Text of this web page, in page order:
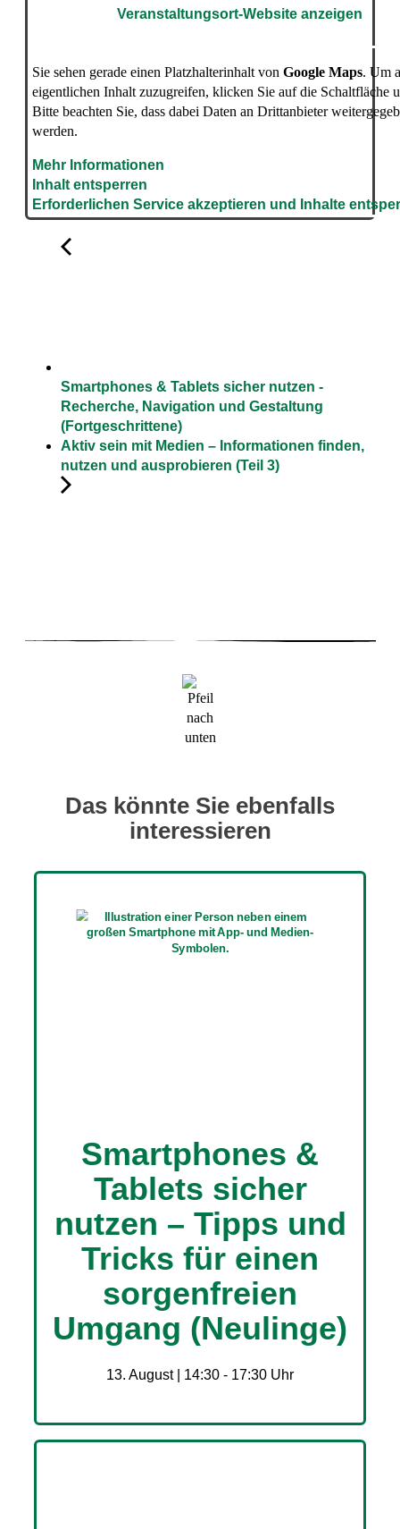
Veranstaltungsort-Website anzeigen
Sie sehen gerade einen Platzhalterinhalt von Google Maps. Um
eigentlichen Inhalt zuzugreifen, klicken Sie auf die Schaltfläche
Bitte beachten Sie, dass dabei Daten an Drittanbieter
werden.
Mehr Informationen
Inhalt entsperren
Erforderlichen Service akzeptieren und Inhalte
Smartphones & Tablets sicher nutzen -
Recherche, Navigation und Gestaltung
(Fortgeschrittene)
Aktiv sein mit Medien – Informationen finden,
nutzen und ausprobieren (Teil 3)
Das könnte Sie ebenfalls
interessieren
Smartphones &
Tablets sicher
nutzen – Tipps und
Tricks für einen
sorgenfreien
Umgang (Neulinge)
13. August | 14:30 - 17:30